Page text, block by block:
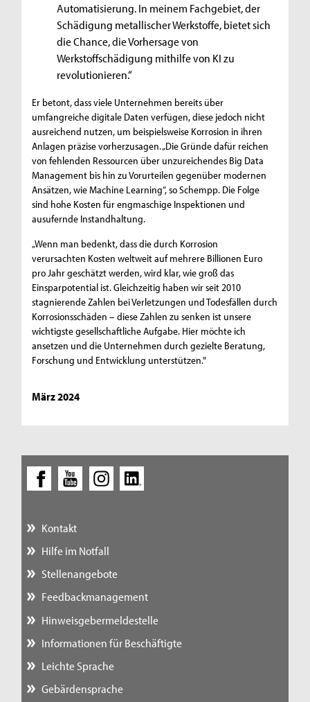
Automatisierung. In meinem Fachgebiet, der
Schädigung metallischer Werkstoffe, bietet sich
die Chance, die Vorhersage von
Werkstoffschädigung mithilfe von KI zu
revolutionieren.“
Er betont, dass viele Unternehmen bereits über
umfangreiche digitale Daten verfügen, diese jedoch nicht
ausreichend nutzen, um beispielsweise Korrosion in ihren
Anlagen präzise vorherzusagen. „Die Gründe dafür reichen
von fehlenden Ressourcen über unzureichendes Big Data
Management bis hin zu Vorurteilen gegenüber modernen
Ansätzen, wie Machine Learning“, so Schempp. Die Folge
sind hohe Kosten für engmaschige Inspektionen und
ausufernde Instandhaltung.
„Wenn man bedenkt, dass die durch Korrosion
verursachten Kosten weltweit auf mehrere Billionen Euro
pro Jahr geschätzt werden, wird klar, wie groß das
Einsparpotential ist. Gleichzeitig haben wir seit 2010
stagnierende Zahlen bei Verletzungen und Todesfällen durch
Korrosionsschäden – diese Zahlen zu senken ist unsere
wichtigste gesellschaftliche Aufgabe. Hier möchte ich
ansetzen und die Unternehmen durch gezielte Beratung,
Forschung und Entwicklung unterstützen."
März 2024
Kontakt
Hilfe im Notfall
Stellenangebote
Feedbackmanagement
Hinweisgebermeldestelle
Informationen für Beschäftigte
Leichte Sprache
Gebärdensprache